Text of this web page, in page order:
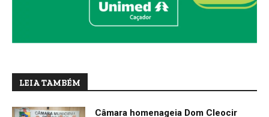
LEIA TAMBÉM
Câmara homenageia Dom Cleocir